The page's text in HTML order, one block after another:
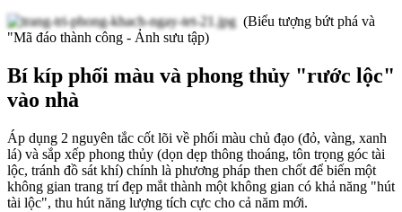
(Biểu tượng bứt phá và
"Mã đáo thành công - Ảnh sưu tập)
Bí kíp phối màu và phong thủy "rước lộc"
vào nhà
Áp dụng 2 nguyên tắc cốt lõi về phối màu chủ đạo (đỏ, vàng, xanh
lá) và sắp xếp phong thủy (dọn dẹp thông thoáng, tôn trọng góc tài
lộc, tránh đồ sát khí) chính là phương pháp then chốt để biến một
không gian trang trí đẹp mắt thành một không gian có khả năng "hút
tài lộc", thu hút năng lượng tích cực cho cả năm mới.